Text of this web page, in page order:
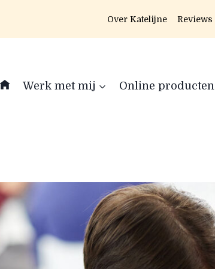
Over Katelijne Reviews
Werk met mij Online producten